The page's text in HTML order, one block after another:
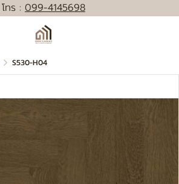
โทร : 099-4145698
S530-H04